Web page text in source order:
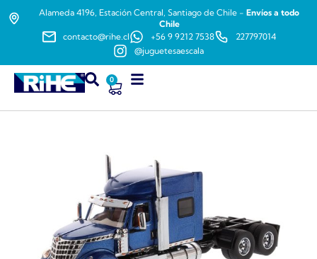
Alameda 4196, Estación Central, Santiago de Chile - Envíos a todo
Chile
contacto@rihe.cl
+56 9 9212 7538
227797014
@juguetesaescala
0